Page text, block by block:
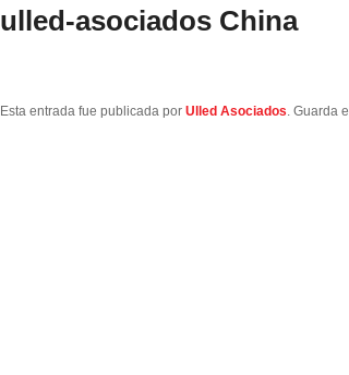
ulled-asociados China
Esta entrada fue publicada por Ulled Asociados. Guarda el